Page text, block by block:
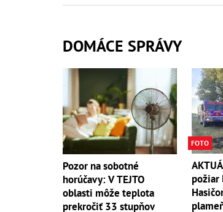
DOMÁCE SPRÁVY
Pozor na sobotné
horúčavy: V TEJTO
oblasti môže teplota
prekročiť 33 stupňov
FOTO
požiar